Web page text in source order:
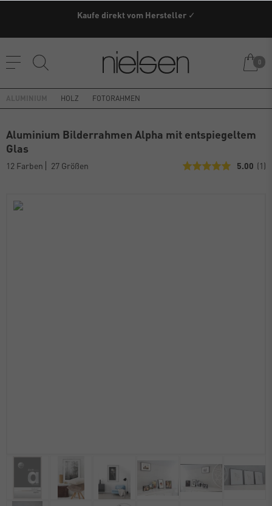
Kaufe direkt vom Hersteller ✓
0
HOLZ FOTORAHMEN
Aluminium Bilderrahmen Alpha mit entspiegeltem
Glas
12 Farben 27 Größen 5.00 (1)